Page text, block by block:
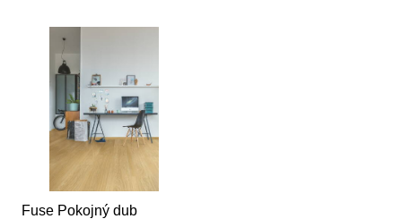
Fuse Pokojný dub